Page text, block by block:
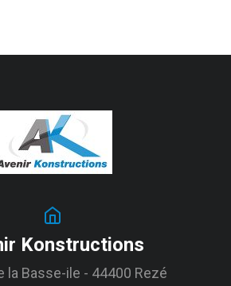
Konstructions
la Basse-ile - 44400 Rezé